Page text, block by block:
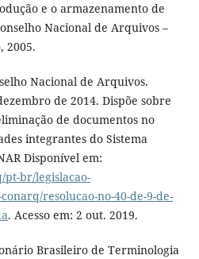
e o armazenamento de
Nacional de Arquivos –
2005.
Nacional de Arquivos.
de 2014. Dispõe sobre
de documentos no
integrantes do Sistema
Disponível em:
br/legislacao-
resolucao-no-40-de-9-de-
. Acesso em: 2 out. 2019.
Brasileiro de Terminologia